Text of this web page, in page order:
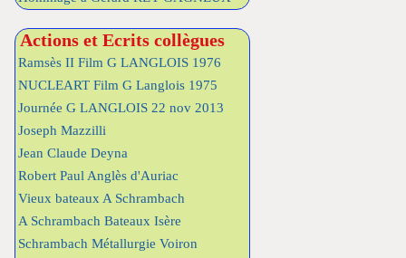
Actions et Ecrits collègues
Ramsès II Film G LANGLOIS 1976
NUCLEART Film G Langlois 1975
Journée G LANGLOIS 22 nov 2013
Joseph Mazzilli
Jean Claude Deyna
Robert Paul Anglès d'Auriac
Vieux bateaux A Schrambach
A Schrambach Bateaux Isère
Schrambach Métallurgie Voiron